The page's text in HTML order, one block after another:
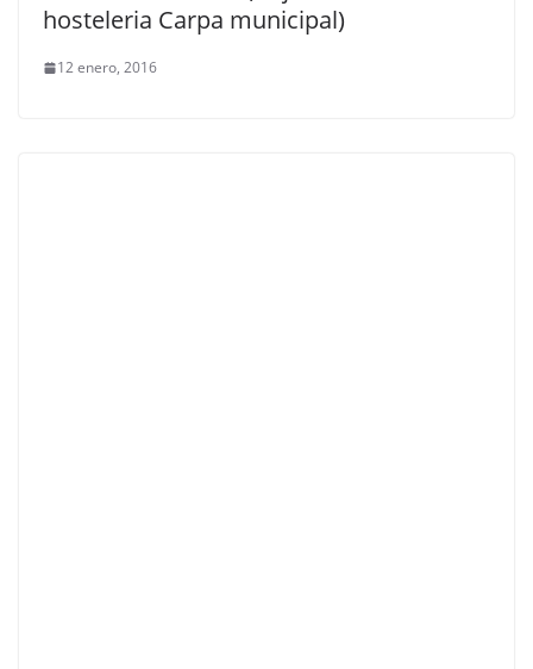
hosteleria Carpa municipal)
12 enero, 2016